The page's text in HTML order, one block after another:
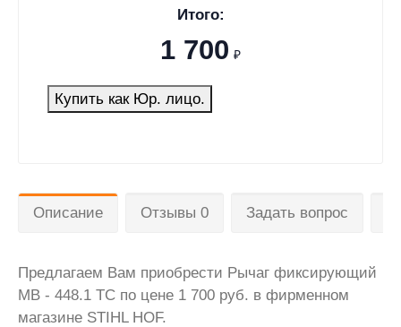
Итого:
1 700 ₽
Купить как Юр. лицо.
Описание Отзывы 0 Задать вопрос
Предлагаем Вам приобрести Рычаг фиксирующий
МВ - 448.1 TC по цене 1 700 руб. в фирменном
магазине STIHL HOF.